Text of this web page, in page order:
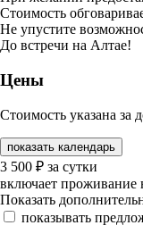
Стоимость
Не упустите
До встречи на Алтае!
Цены
Стоимость указана за
показать календарь
3 500 ₽ за сутки
включает проживание
Показать
показывать